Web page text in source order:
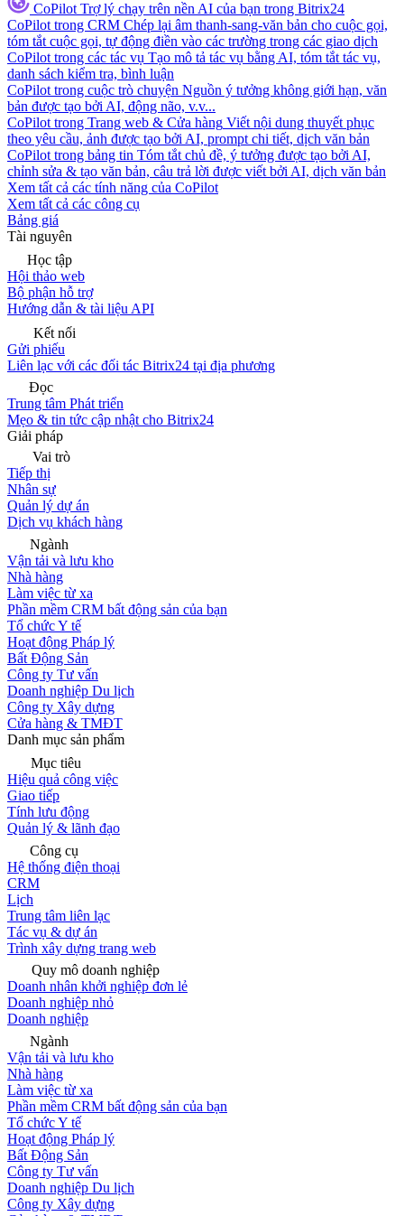
CoPilot Trợ lý chạy trên nền AI của bạn trong Bitrix24
CoPilot trong CRM Chép lại âm thanh-sang-văn bản cho cuộc gọi,
tóm tắt cuộc gọi, tự động điền vào các trường trong các giao dịch
CoPilot trong các tác vụ Tạo mô tả tác vụ bằng AI, tóm tắt tác vụ,
danh sách kiểm tra, bình luận
CoPilot trong cuộc trò chuyện Nguồn ý tưởng không giới hạn, văn
bản được tạo bởi AI, động não, v.v...
CoPilot trong Trang web & Cửa hàng Viết nội dung thuyết phục
theo yêu cầu, ảnh được tạo bởi AI, prompt chi tiết, dịch văn bản
CoPilot trong bảng tin Tóm tắt chủ đề, ý tưởng được tạo bởi AI,
chỉnh sửa & tạo văn bản, câu trả lời được viết bởi AI, dịch văn bản
Xem tất cả các tính năng của CoPilot
Xem tất cả các công cụ
Bảng giá
Tài nguyên
Học tập
Hội thảo web
Bộ phận hỗ trợ
Hướng dẫn & tài liệu API
Kết nối
Gửi phiếu
Liên lạc với các đối tác Bitrix24 tại địa phương
Đọc
Trung tâm Phát triển
Mẹo & tin tức cập nhật cho Bitrix24
Giải pháp
Vai trò
Tiếp thị
Nhân sự
Quản lý dự án
Dịch vụ khách hàng
Ngành
Vận tải và lưu kho
Nhà hàng
Làm việc từ xa
Phần mềm CRM bất động sản của bạn
Tổ chức Y tế
Hoạt động Pháp lý
Bất Động Sản
Công ty Tư vấn
Doanh nghiệp Du lịch
Công ty Xây dựng
Cửa hàng & TMĐT
Danh mục sản phẩm
Mục tiêu
Hiệu quả công việc
Giao tiếp
Tính lưu động
Quản lý & lãnh đạo
Công cụ
Hệ thống điện thoại
CRM
Lịch
Trung tâm liên lạc
Tác vụ & dự án
Trình xây dựng trang web
Quy mô doanh nghiệp
Doanh nhân khởi nghiệp đơn lẻ
Doanh nghiệp nhỏ
Doanh nghiệp
Ngành
Vận tải và lưu kho
Nhà hàng
Làm việc từ xa
Phần mềm CRM bất động sản của bạn
Tổ chức Y tế
Hoạt động Pháp lý
Bất Động Sản
Công ty Tư vấn
Doanh nghiệp Du lịch
Công ty Xây dựng